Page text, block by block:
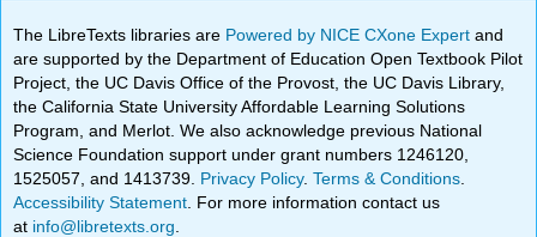
The LibreTexts libraries are Powered by NICE CXone Expertand
are supported by the Department of Education Open Textbook Pilot
Project, the UC Davis Office of the Provost, the UC Davis Library,
the California State University Affordable Learning Solutions
Program, and Merlot. We also acknowledge previous National
Science Foundation support under grant numbers 1246120,
1525057, and 1413739. Privacy Policy.Terms & Conditions
Accessibility Statement . For more information contact us
at info@libretexts.org